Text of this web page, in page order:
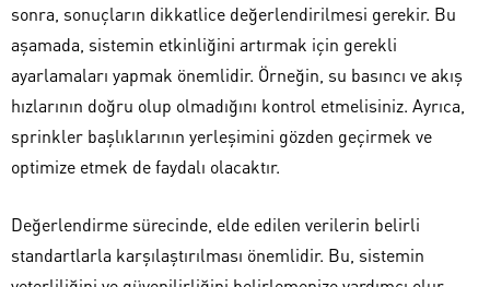
sonra, sonuçların dikkatlice değerlendirilmesi gerekir. Bu
aşamada, sistemin etkinliğini artırmak için gerekli
ayarlamaları yapmak önemlidir. Örneğin, su basıncı ve akış
hızlarının doğru olup olmadığını kontrol etmelisiniz. Ayrıca,
sprinkler başlıklarının yerleşimini gözden geçirmek ve
optimize etmek de faydalı olacaktır.
Değerlendirme sürecinde, elde edilen verilerin belirli
standartlarla karşılaştırılması önemlidir. Bu, sistemin